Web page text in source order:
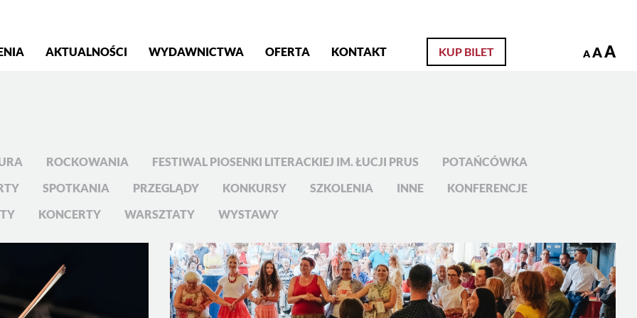
AKTUALNOŚCI WYDAWNICTWA OFERTA KONTAKT KUP BILET A AA
ROCKOWANIA FESTIWAL PIOSENKI LITERACKIEJ IM. ŁUCJI PRUS
POTAŃCÓWKA
SPOTKANIA PRZEGLĄDY KONKURSY SZKOLENIA INNE
KONFERENCJE
KONCERTY WARSZTATY WYSTAWY